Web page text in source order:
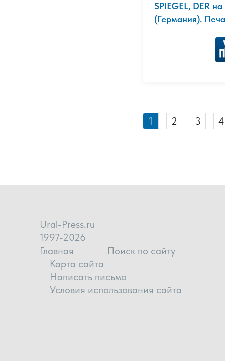
SPIEGEL, DER
(Германия).
1 2 3 4
Ural-Press.ru
1997-2026
Главная
Поиск по сайту
Карта сайта
Написать письмо
Условия использования сайта